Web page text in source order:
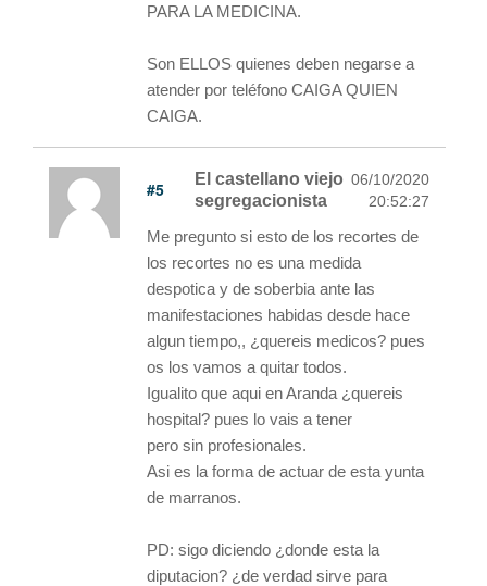
PARA LA MEDICINA.
Son ELLOS quienes deben negarse a
atender por teléfono CAIGA QUIEN
CAIGA.
#5
El castellano viejo
segregacionista
06/10/2020
20:52:27
Me pregunto si esto de los recortes de
los recortes no es una medida
despotica y de soberbia ante las
manifestaciones habidas desde hace
algun tiempo,, ¿quereis medicos? pues
os los vamos a quitar todos.
Igualito que aqui en Aranda ¿quereis
hospital? pues lo vais a tener
pero sin profesionales.
Asi es la forma de actuar de esta yunta
de marranos.
PD: sigo diciendo ¿donde esta la
diputacion? ¿de verdad sirve para